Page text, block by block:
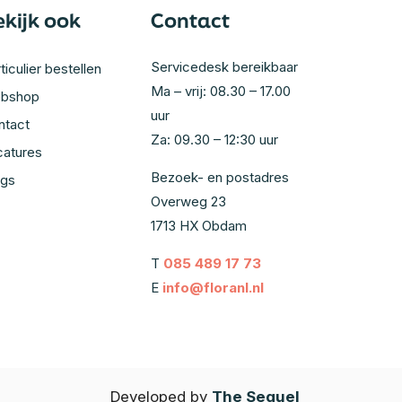
ook
bestellen
Contact
Servicedesk bereikbaar
Ma – vrij: 08.30 – 17.00
uur
Za: 09.30 – 12:30 uur
Bezoek- en postadres
Overweg 23
1713 HX Obdam
T 085 489 17 73
E info@floranl.nl
Developed by The Sequel